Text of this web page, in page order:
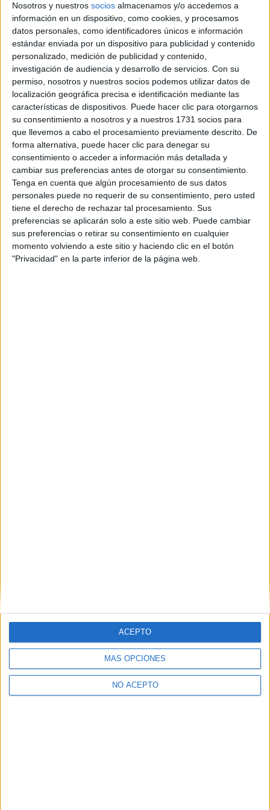
Nosotros y nuestros socios almacenamos y/o accedemos a
información en un dispositivo, como cookies, y procesamos
datos personales, como identificadores únicos e información
estándar enviada por un dispositivo para publicidad y contenido
personalizado, medición de publicidad y contenido,
investigación de audiencia y desarrollo de servicios. Con su
permiso, nosotros y nuestros socios podemos utilizar datos de
localización geográfica precisa e identificación mediante las
características de dispositivos. Puede hacer clic para otorgarnos
su consentimiento a nosotros y a nuestros 1731 socios para
que llevemos a cabo el procesamiento previamente descrito. De
forma alternativa, puede hacer clic para denegar su
consentimiento o acceder a información más detallada y
cambiar sus preferencias antes de otorgar su consentimiento.
Tenga en cuenta que algún procesamiento de sus datos
personales puede no requerir de su consentimiento, pero usted
tiene el derecho de rechazar tal procesamiento. Sus
preferencias se aplicarán solo a este sitio web. Puede cambiar
sus preferencias o retirar su consentimiento en cualquier
momento volviendo a este sitio y haciendo clic en el botón
"Privacidad" en la parte inferior de la página web.
MÁS OPCIONES
NO ACEPTO
ACEPTO
Comentarios
lucia89
29th jun 2009
¿has pensado en un doble
¿has pensado en un doble grado? la carlos III y la rey juan carlos
dan esta carrera combinada con otras, creo que con derecho y
ade, mira en sus web a ver si alguna te convencen. la ventaja de
un doble grado es que te lo organizan todo para que no pierdas
tiempo en transporte y esas cosas.
lanza